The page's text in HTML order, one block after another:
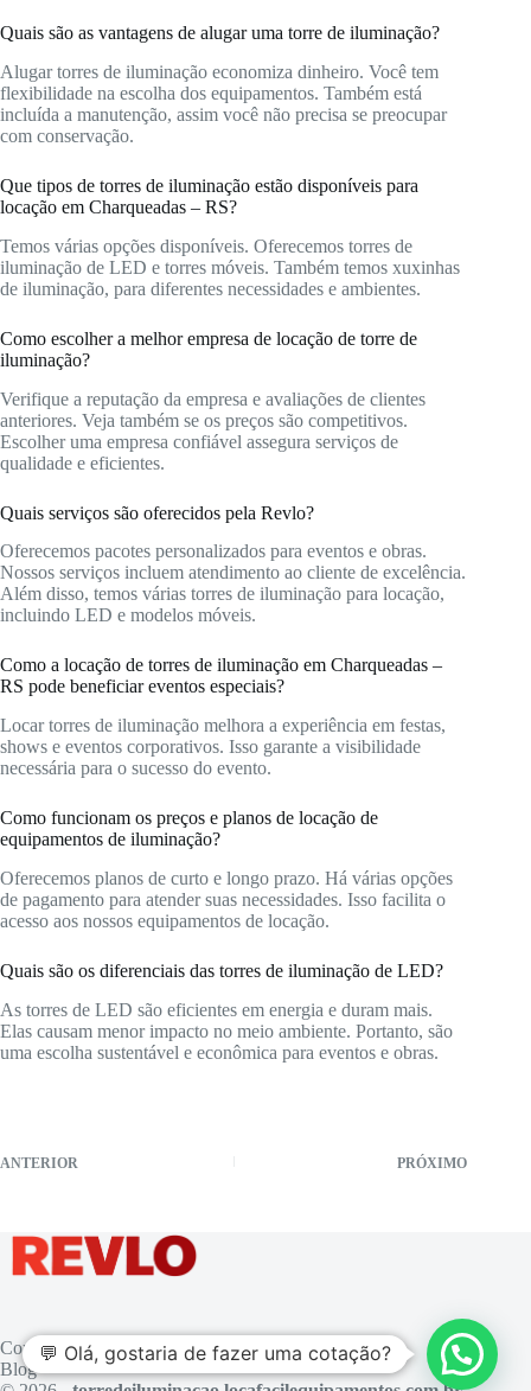
Quais são as vantagens de alugar uma torre de iluminação?
Alugar torres de iluminação economiza dinheiro. Você tem
flexibilidade na escolha dos equipamentos. Também está
incluída a manutenção, assim você não precisa se preocupar
com conservação.
Que tipos de torres de iluminação estão disponíveis para
locação em Charqueadas – RS?
Temos várias opções disponíveis. Oferecemos torres de
iluminação de LED e torres móveis. Também temos xuxinhas
de iluminação, para diferentes necessidades e ambientes.
Como escolher a melhor empresa de locação de torre de
iluminação?
Verifique a reputação da empresa e avaliações de clientes
anteriores. Veja também se os preços são competitivos.
Escolher uma empresa confiável assegura serviços de
qualidade e eficientes.
Quais serviços são oferecidos pela Revlo?
Oferecemos pacotes personalizados para eventos e obras.
Nossos serviços incluem atendimento ao cliente de excelência.
Além disso, temos várias torres de iluminação para locação,
incluindo LED e modelos móveis.
Como a locação de torres de iluminação em Charqueadas –
RS pode beneficiar eventos especiais?
Locar torres de iluminação melhora a experiência em festas,
shows e eventos corporativos. Isso garante a visibilidade
necessária para o sucesso do evento.
Como funcionam os preços e planos de locação de
equipamentos de iluminação?
Oferecemos planos de curto e longo prazo. Há várias opções
de pagamento para atender suas necessidades. Isso facilita o
acesso aos nossos equipamentos de locação.
Quais são os diferenciais das torres de iluminação de LED?
As torres de LED são eficientes em energia e duram mais.
Elas causam menor impacto no meio ambiente. Portanto, são
uma escolha sustentável e econômica para eventos e obras.
ANTERIOR PRÓXIMO
Contato
Blog
💬 Olá, gostaria de fazer uma cotação?